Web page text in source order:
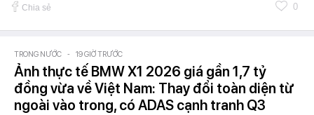
Chia sẻ 0
TRONG NƯỚC - 19 GIỜ TRƯỚC
Ảnh thực tế BMW X1 2026 giá gần 1,7 tỷ
đồng vừa về Việt Nam: Thay đổi toàn diện từ
ngoài vào trong, có ADAS cạnh tranh Q3